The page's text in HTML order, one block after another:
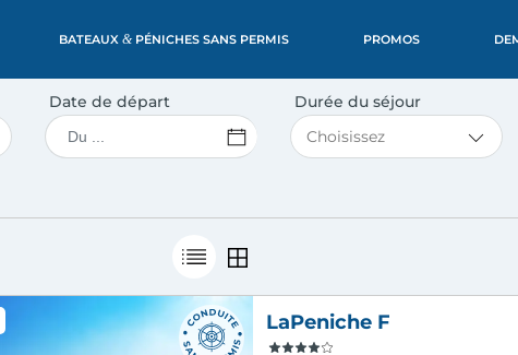
BATEAUX &PÉNICHES SANS PERMIS PROMOS
Date de départ Durée du séjour
Slide 1 of 5
LaPeniche F